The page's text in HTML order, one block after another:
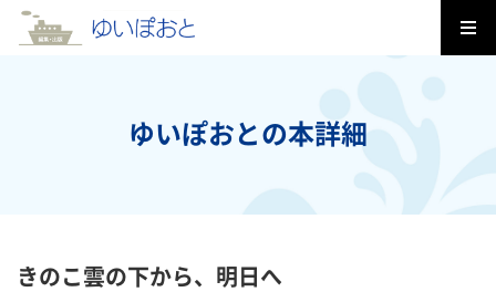
ゆいぽおとの本詳細
きのこ雲の下から、明日へ